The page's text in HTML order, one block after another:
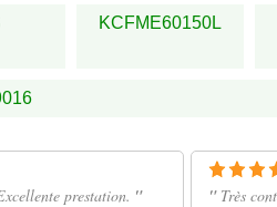
KCFME60150L